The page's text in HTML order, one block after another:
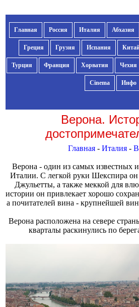
Главная Россия Италия Абхазия
Греция Грузия Испания
Турция Франция Хорватия Чехия
Cinema Инфо
Верона.
Главная- Италия-
Верона - один из самых известных
Италии. С легкой руки Шекспира
Джульетты, а также меккой для
истории он привлекает хорошо
а почитателей вина - крупнейшей
Верона расположена на севере
кварталы раскинулись по